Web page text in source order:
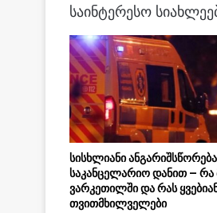
საინტერესო
სისხლიანი ანგარიშსწორება
საკანცელარიო დანით – რა
ვარკეთილში და რას
თვითმხილველები